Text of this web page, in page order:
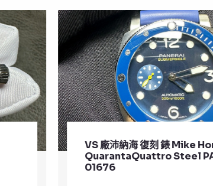
VS 廠沛納海 復刻 錶 Mike Horn
QuarantaQuattro Steel PAM